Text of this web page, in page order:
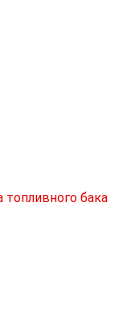
топливного бака